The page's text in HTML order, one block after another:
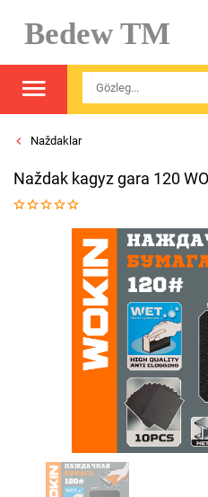
Bedew TM
Naždaklar
Naždak kagyz gara 120